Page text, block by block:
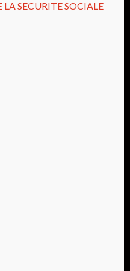
SECURITE SOCIALE